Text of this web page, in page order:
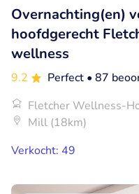
Overnachting(en)
hoofdgerecht
wellness
9.2 Perfect • 87
Fletcher Wellness-
Mill (18km)
Verkocht: 49